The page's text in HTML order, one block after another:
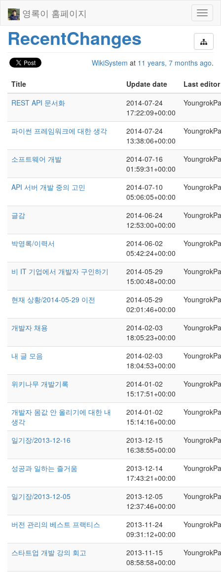
영록이 홈페이지
RecentChanges
WikiSystem at 11 years, 7 months ago.
Title Update date
Last editor
REST API 문서화
2014-07-24
17:22:09+00:00
파이썬 프레임워크에 대한 생각
2014-07-24
13:38:06+00:00
소프트웨어 개발
2014-07-16
01:59:31+00:00
API 서버 개발 중의 고민
2014-07-10
05:06:05+00:00
글감
2014-06-24
12:53:00+00:00
박영록/이력서
2014-06-02
05:42:24+00:00
비 IT 기업에서 개발자 구인하기
2014-05-29
15:00:48+00:00
현재 상황/2014-05-29 이전
2014-05-29
02:01:46+00:00
개발자 채용
2014-02-03
18:05:23+00:00
내 글 모음
2014-02-03
18:04:53+00:00
위키나무 개발기록
2014-01-02
15:17:51+00:00
개발자 몸값 안 올리기에 대한 내
생각
2014-01-02
15:14:16+00:00
일기장/2013-12-16
2013-12-15
16:38:55+00:00
성공과 일하는 즐거움
2013-12-14
17:43:21+00:00
일기장/2013-12-05
2013-12-05
12:37:46+00:00
버전 관리의 베스트 프랙티스
2013-11-24
09:31:12+00:00
스타트업 개발 강의 회고
2013-11-15
08:58:58+00:00